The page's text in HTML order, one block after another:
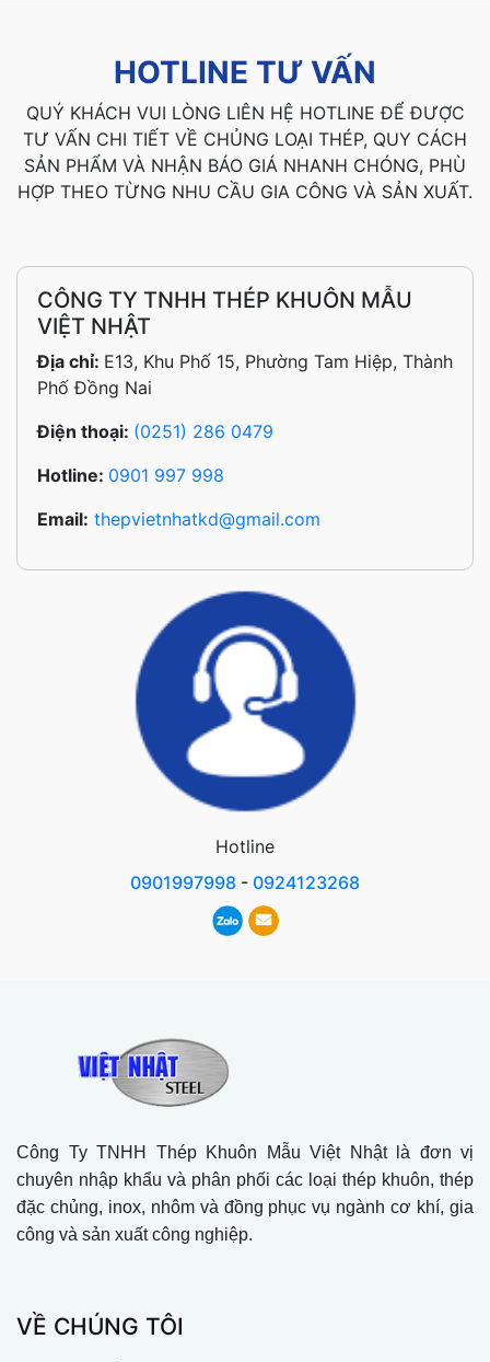
HOTLINE TƯ VẤN
QUÝ KHÁCH VUI LÒNG LIÊN HỆ HOTLINE ĐỂ ĐƯỢC
TƯ VẤN CHI TIẾT VỀ CHỦNG LOẠI THÉP, QUY CÁCH
SẢN PHẨM VÀ NHẬN BÁO GIÁ NHANH CHÓNG, PHÙ
HỢP THEO TỪNG NHU CẦU GIA CÔNG VÀ SẢN XUẤT.
CÔNG TY TNHH THÉP KHUÔN MẪU
VIỆT NHẬT
Địa chỉ: E13, Khu Phố 15, Phường Tam Hiệp, Thành
Phố Đồng Nai
Điện thoại: (0251) 286 0479
Hotline: 0901 997 998
Email: thepvietnhatkd@gmail.com
Hotline
0901997998 - 0924123268
Công Ty TNHH Thép Khuôn Mẫu Việt Nhật là đơn vị
chuyên nhập khẩu và phân phối các loại thép khuôn, thép
đặc chủng, inox, nhôm và đồng phục vụ ngành cơ khí, gia
công và sản xuất công nghiệp.
VỀ CHÚNG TÔI